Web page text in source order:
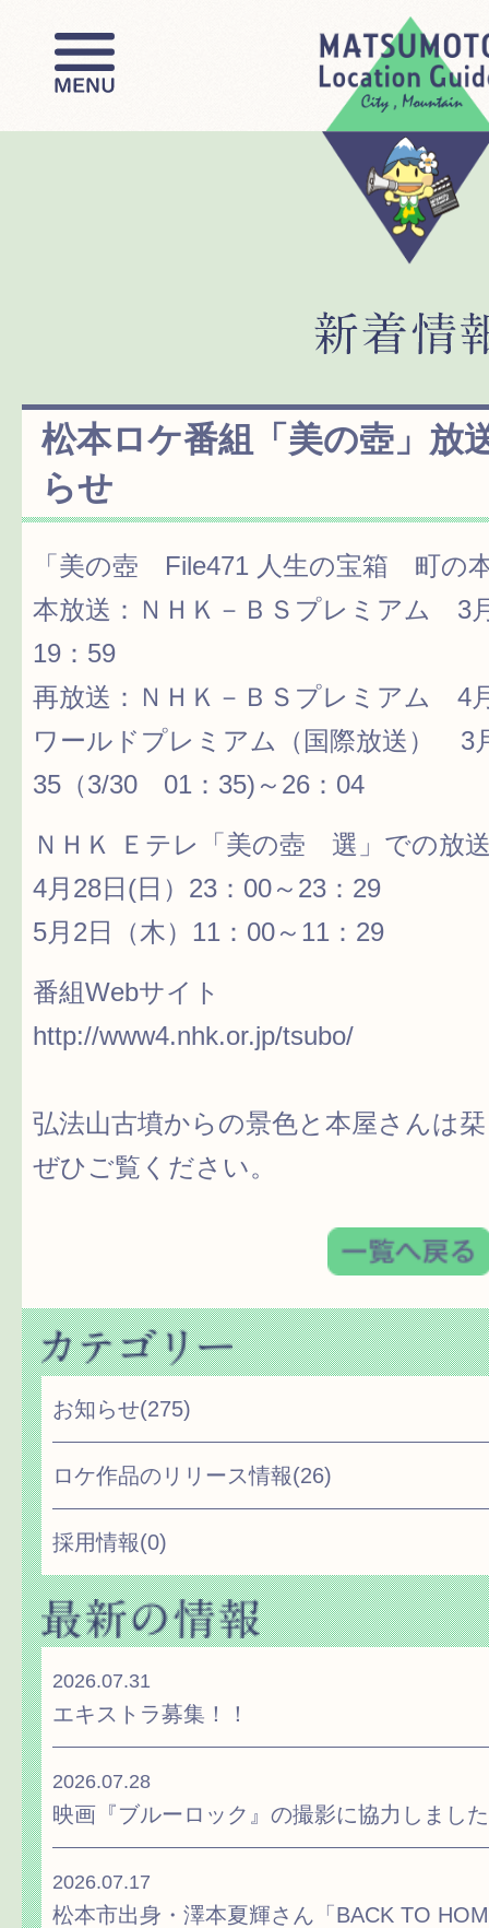
松本ロケ番組「美の壺」放
らせ
「美の壺 File471 人生の宝箱 町の
本放送：ＮＨＫ－ＢＳプレミアム 3
19：59
再放送：ＮＨＫ－ＢＳプレミアム 4
ワールドプレミアム（国際放送） 3
35（3/30 01：35)～26：04
ＮＨＫ Ｅテレ「美の壺 選」での放
4月28日(日）23：00～23：29
5月2日（木）11：00～11：29
番組Webサイト
http://www4.nhk.or.jp/tsubo/
弘法山古墳からの景色と本屋さんは
ぜひご覧ください。
お知らせ(275)
ロケ作品のリリース情報(26)
採用情報(0)
2026.07.31
エキストラ募集！！
2026.07.28
映画『ブルーロック』の撮影に協力しまし
2026.07.17
松本市出身・澤本夏輝さん「BACK TO